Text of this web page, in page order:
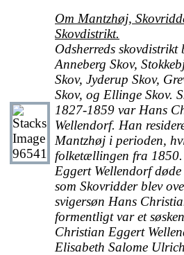
Om Mantzhøj,
Skovdistrikt.
Odsherreds skovdistrikt
Anneberg Skov,
Skov, Jyderup Skov,
Skov, og Ellinge Skov.
1827-1859 var Hans
Wellendorf. Han
Mantzhøj i perioden,
folketællingen fra
Eggert Wellendorf
som Skovridder blev
svigersøn Hans
formentligt var et
Christian Eggert
Elisabeth Salome